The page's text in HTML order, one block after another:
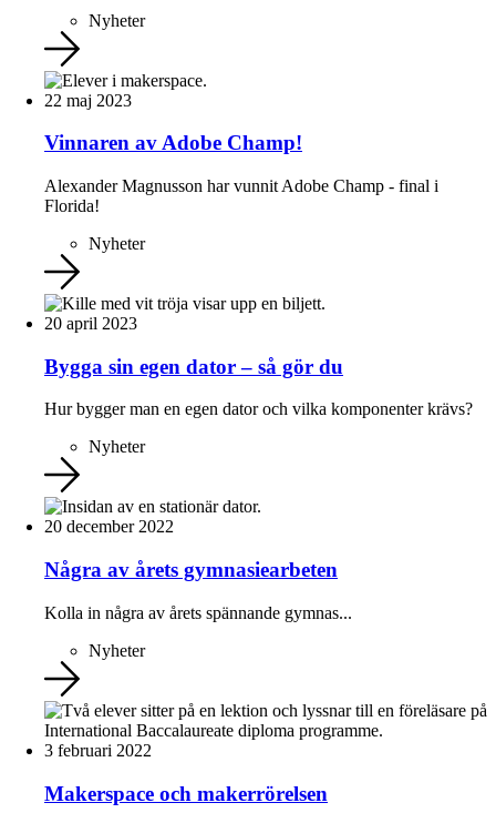
Nyheter
22 maj 2023
Vinnaren av Adobe Champ!
Alexander Magnusson har vunnit Adobe Champ - final i
Florida!
Nyheter
20 april 2023
Bygga sin egen dator – så gör du
Hur bygger man en egen dator och vilka komponenter krävs?
Nyheter
20 december 2022
Några av årets gymnasiearbeten
Kolla in några av årets spännande gymnas...
Nyheter
3 februari 2022
Makerspace och makerrörelsen